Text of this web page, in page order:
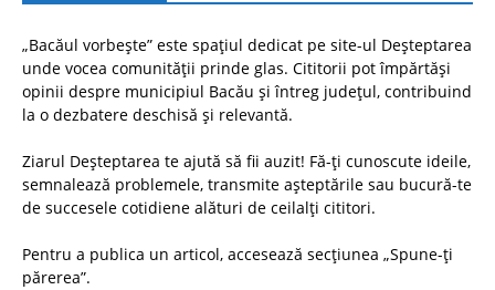
„Bacăul vorbește” este spațiul dedicat pe site-ul Deșteptarea
unde vocea comunității prinde glas. Cititorii pot împărtăși
opinii despre municipiul Bacău și întreg județul, contribuind
la o dezbatere deschisă și relevantă.
Ziarul Deșteptarea te ajută să fii auzit! Fă-ți cunoscute ideile,
semnalează problemele, transmite așteptările sau bucură-te
de succesele cotidiene alături de ceilalți cititori.
Pentru a publica un articol, accesează secțiunea „Spune-ți
părerea”.